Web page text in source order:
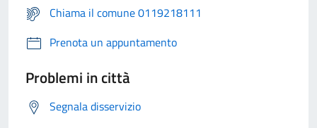
Chiama il comune 0119218111
Prenota un appuntamento
Problemi in città
Segnala disservizio